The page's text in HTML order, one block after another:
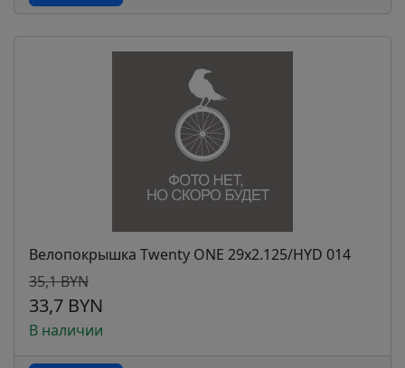
Велопокрышка Twenty ONE 29х2.125/HYD 014
35,1 BYN
33,7 BYN
В наличии